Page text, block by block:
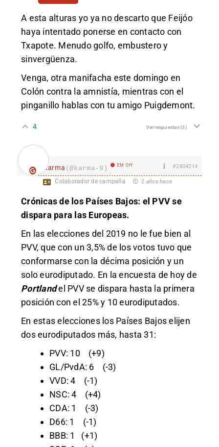
A esta alturas yo ya no descarto que Feijóo
haya intentado ponerse en contacto con
Txapote. Menudo golfo, embustero y
sinvergüenza.
Venga, otra manifacha este domingo en
Colón contra la amnistía, mientras con el
pinganillo hablas con tu amigo Puigdemont.
4 Ver respuestas(3)
karma (@karma-9) EM Off #2804214
Colaborador de campaña 2 años hace
Crónicas de los Países Bajos: el PVV se
dispara para las Europeas.
En las elecciones del 2019 no le fue bien al
PVV, que con un 3,5% de los votos tuvo que
conformarse con la décima posición y un
solo eurodiputado. En la encuesta de hoy de
Portlandel PVV se dispara hasta la primera
posición con el 25% y 10 eurodiputados.
En estas elecciones los Países Bajos elijen
dos eurodiputados más, hasta 31:
PVV: 10 (+9)
GL/PvdA: 6 (-3)
VVD: 4 (-1)
NSC: 4 (+4)
CDA: 1 (-3)
D66: 1 (-1)
BBB: 1 (+1)